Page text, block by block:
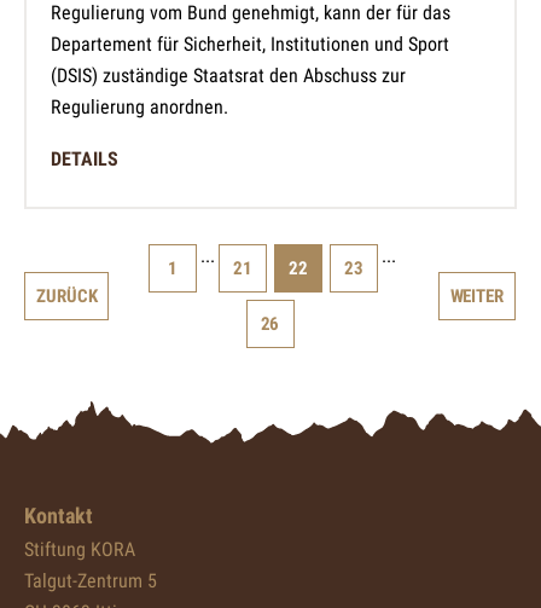
Regulierung vom Bund genehmigt, kann der für das
Departement für Sicherheit, Institutionen und Sport
(DSIS) zuständige Staatsrat den Abschuss zur
Regulierung anordnen.
DETAILS
ZURÜCK
1
...
21 22 23
...
26
WEITER
Kontakt
Stiftung KORA
Talgut-Zentrum 5